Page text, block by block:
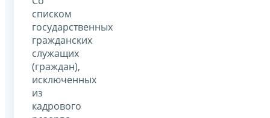
списком
государственных
гражданских
служащих
(граждан),
исключенных
из
кадрового